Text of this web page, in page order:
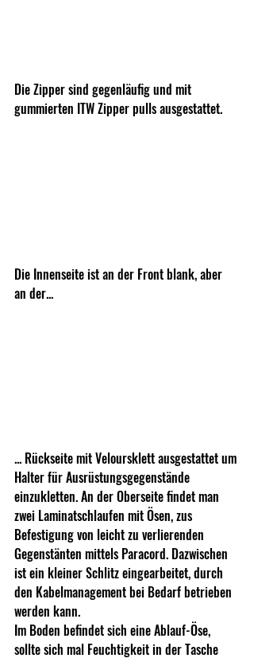
Die Zipper sind gegenläufig und mit
gummierten ITW Zipper pulls ausgestattet.
Die Innenseite ist an der Front blank, aber
an der...
... Rückseite mit Veloursklett ausgestattet um
Halter für Ausrüstungsgegenstände
einzukletten. An der Oberseite findet man
zwei Laminatschlaufen mit Ösen, zus
Befestigung von leicht zu verlierenden
Gegenstänten mittels Paracord. Dazwischen
ist ein kleiner Schlitz eingearbeitet, durch
den Kabelmanagement bei Bedarf betrieben
werden kann.
Im Boden befindet sich eine Ablauf-Öse,
sollte sich mal Feuchtigkeit in der Tasche